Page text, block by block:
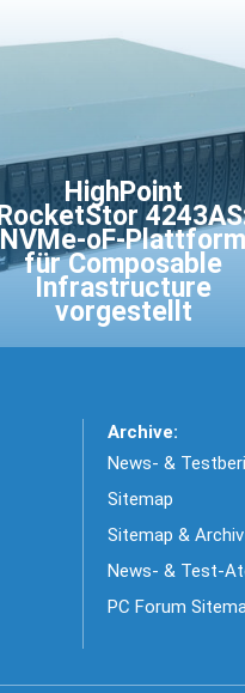
HighPoint
RocketStor
NVMe-oF-Plattform
für Composable
Infrastructure
vorgestellt
Archive:
News- &
Sitemap
Sitemap & Archiv
News- & Test-
PC Forum